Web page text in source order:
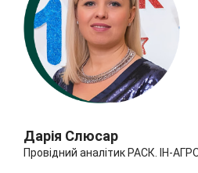
Дарія Слюсар
Провідний аналітик РАСК. ІН-